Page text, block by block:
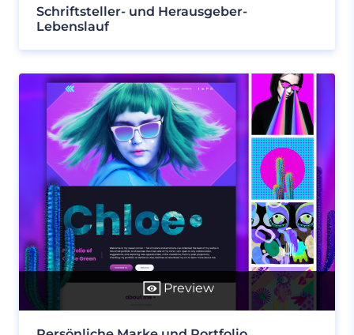
Schriftsteller- und Herausgeber-
Lebenslauf
Preview